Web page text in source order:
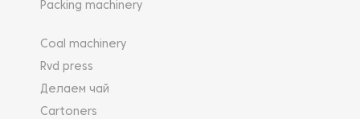
Packing machinery
Coal machinery
Rvd press
Делаем чай
Cartoners